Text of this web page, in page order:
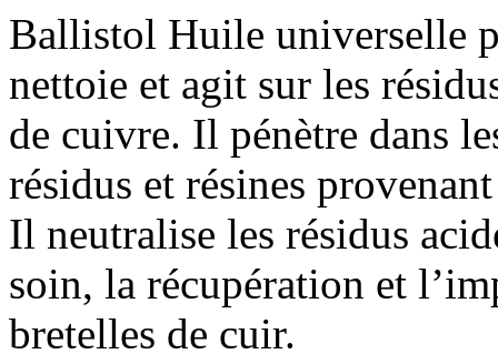
Ballistol Huile universelle
nettoie et agit sur les
de cuivre. Il pénètre dans
résidus et résines
Il neutralise les résidus
soin, la récupération et
bretelles de cuir.